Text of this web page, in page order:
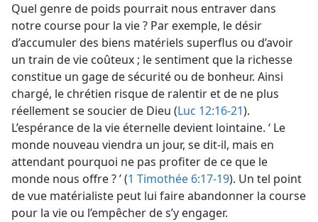
Quel genre de poids pourrait nous entraver dans
notre course pour la vie ? Par exemple, le désir
d’accumuler des biens matériels superflus ou d’avoir
un train de vie coûteux ; le sentiment que la richesse
constitue un gage de sécurité ou de bonheur. Ainsi
chargé, le chrétien risque de ralentir et de ne plus
réellement se soucier de Dieu (Luc 12:16-21).
L’espérance de la vie éternelle devient lointaine. ‘ Le
monde nouveau viendra un jour, se dit-​il, mais en
attendant pourquoi ne pas profiter de ce que le
monde nous offre ? ’ (1 Timothée 6:17-19). Un tel point
de vue matérialiste peut lui faire abandonner la course
pour la vie ou l’empêcher de s’y engager.